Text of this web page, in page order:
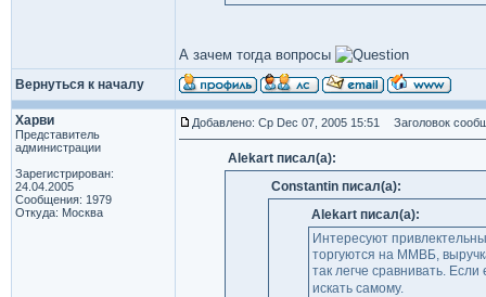
А зачем тогда вопросы
Вернуться к началу
Харви
Представитель
администрации
Зарегистрирован:
24.04.2005
Сообщения: 1979
Откуда: Москва
Добавлено: Ср Dec 07, 2005 15:51 Заголовок
Alekart писал(а):
Constantin писал(а):
Alekart писал(а):
Интересуют
торгуются на ММВБ,
так легче сравнивать.
искать самому.